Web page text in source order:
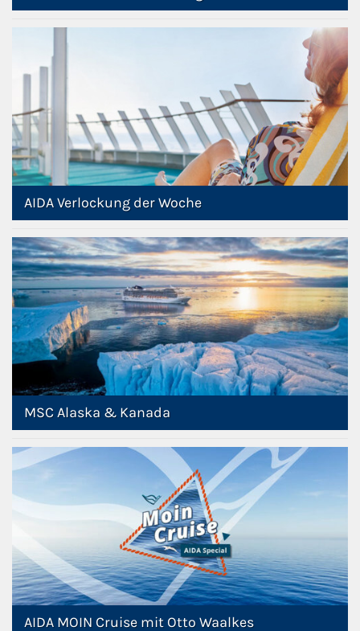
AIDA Verlockung der Woche
MSC Alaska & Kanada
AIDA MOIN Cruise mit Otto Waalkes